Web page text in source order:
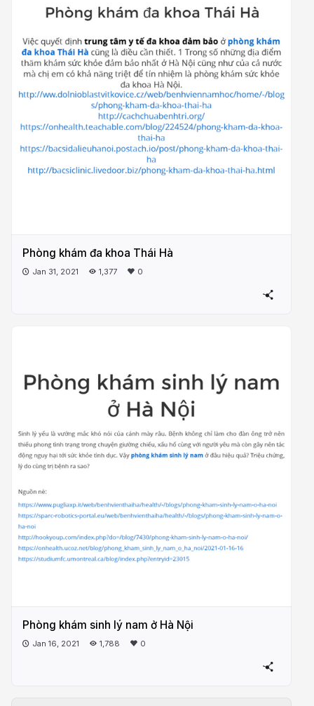
Phòng khám đa khoa Thái Hà
Jan 31, 2021 1,377 0
Phòng khám sinh lý nam ở Hà Nội
Jan 16, 2021 1,788 0